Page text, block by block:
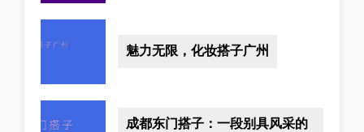
魅力无限，化妆搭子广州
成都东门搭子：一段别具风采的